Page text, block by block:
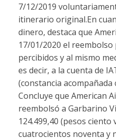
7/12/2019
itinerario original.En
dinero, destaca que
17/01/2020 el
percibidos y al mismo
es decir, a la cuenta de
(constancia acompañada
Concluye que American
reembolsó a Garbarino
124.499,40 (pesos
cuatrocientos noventa y